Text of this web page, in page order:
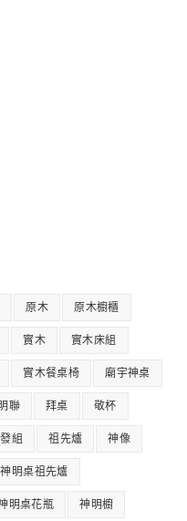
原木 原木櫥櫃
實木 實木床組
實木餐桌椅 廟宇神桌
聯 拜桌 敬杯
組 祖先爐 神像
神明桌祖先爐
明桌花瓶 神明櫥